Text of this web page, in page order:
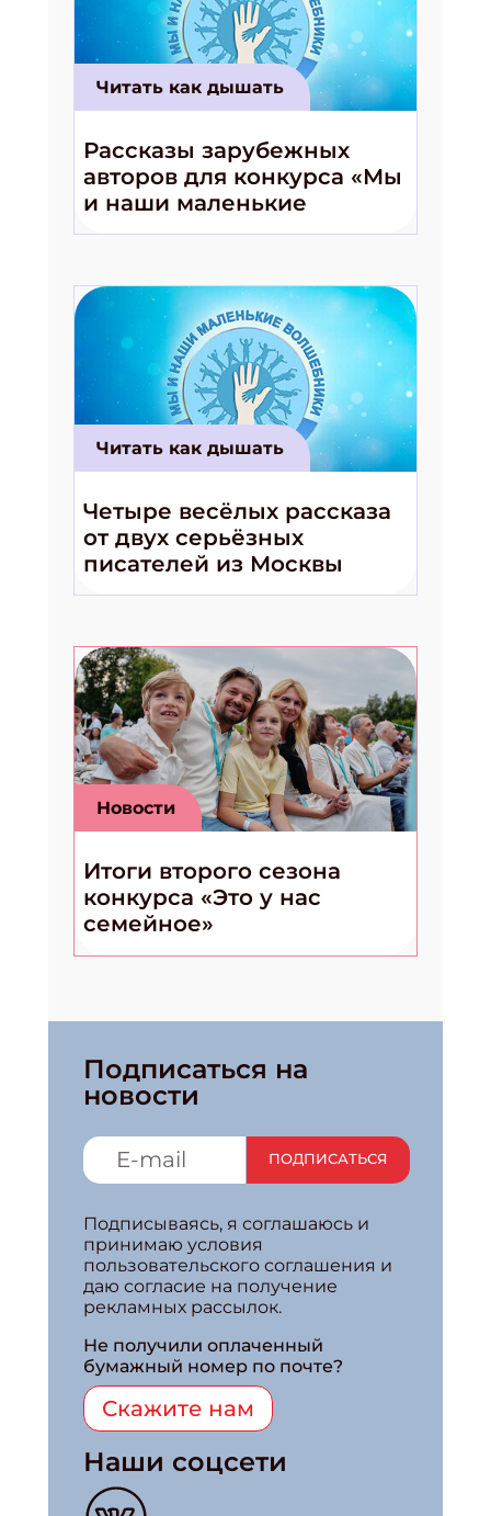
Читать как дышать
Рассказы зарубежных
авторов для конкурса «Мы
и наши маленькие
волшебники!»
Читать как дышать
Четыре весёлых рассказа
от двух серьёзных
писателей из Москвы
Новости
Итоги второго сезона
конкурса «Это у нас
семейное»
Подписаться на
новости
ПОДПИСАТЬСЯ
Подписываясь, я соглашаюсь и
принимаю условия
пользовательского соглашения и
даю согласие на получение
рекламных рассылок.
Не получили оплаченный
бумажный номер по почте?
Скажите нам
Наши соцсети